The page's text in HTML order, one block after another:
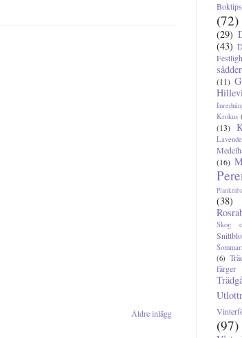
Äldre inlägg
Boktips
(72)
(29)
(43)
sådder
(11)
Krokus
(13)
(16)
(38)
Skog
(6)
färger
(97)